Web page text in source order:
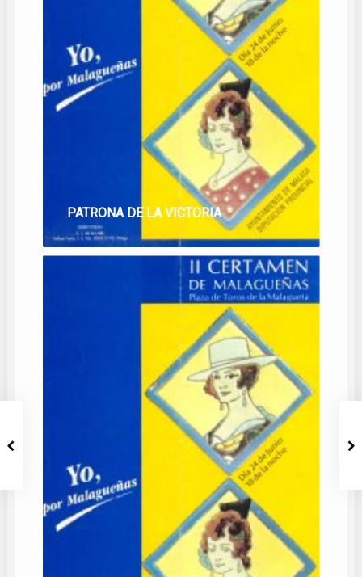
PATRONA DE LA VICTORIA